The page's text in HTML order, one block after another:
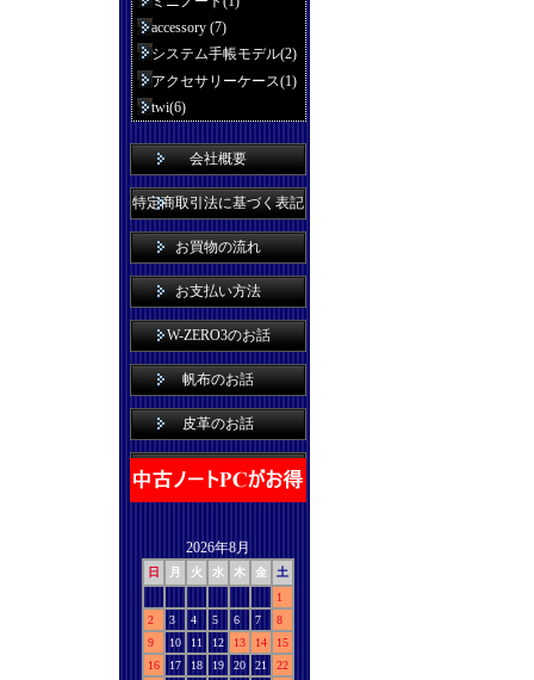
accessory (7)
システム手帳モデル(2)
アクセサリーケース(1)
twi(6)
会社概要
特定商取引法に基づく表記
お買物の流れ
お支払い方法
W-ZERO3のお話
帆布のお話
皮革のお話
2026年8月
日 月 火 水 木 金
土
1
2
3 4 5 6 7
8
9
10 11 12 13 14
15
16
17 18 19 20 21
22